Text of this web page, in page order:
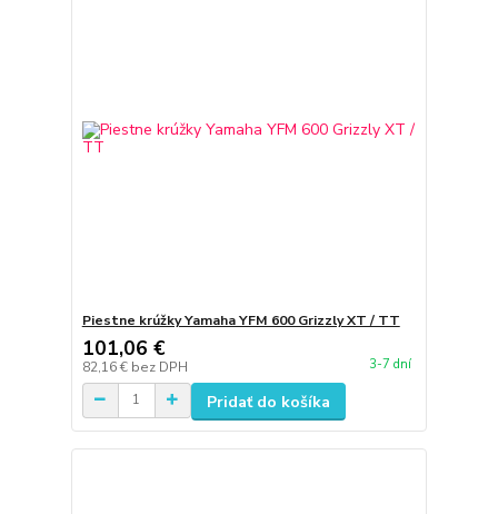
Piestne krúžky Yamaha YFM 600 Grizzly XT / TT
101,06 €
82,16 € bez DPH 3-7 dní
Pridať do košíka